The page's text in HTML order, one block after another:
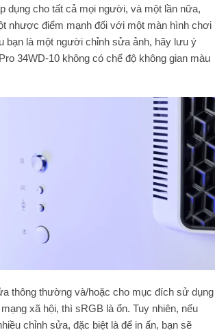
dụng cho tất cả mọi người, và một lần nữa,
nhược điểm mạnh đối với một màn hình chơi
bạn là một người chỉnh sửa ảnh, hãy lưu ý
34WD-10 không có chế độ không gian màu
thông thường và/hoặc cho mục đích sử dụng
xã hội, thì sRGB là ổn. Tuy nhiên, nếu
chỉnh sửa, đặc biệt là để in ấn, bạn sẽ